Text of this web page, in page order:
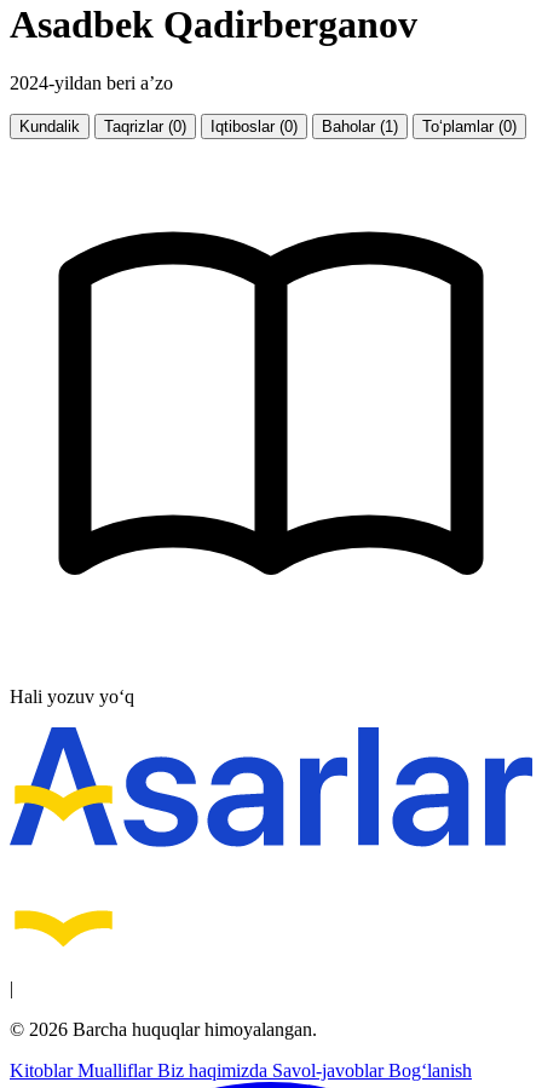
Asadbek Qadirberganov
2024-yildan beri a’zo
Kundalik Taqrizlar (0) Iqtiboslar (0) Baholar (1) To‘plamlar (0)
Hali yozuv yo‘q
|
© 2026 Barcha huquqlar himoyalangan.
KitoblarMualliflarBiz haqimizda Savol-javoblarBog‘lanish